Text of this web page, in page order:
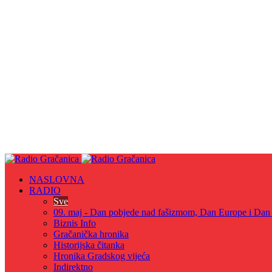
NASLOVNA
RADIO
Sve
09. maj - Dan pobjede nad fašizmom, Dan Europe i
Biznis Info
Gračanička hronika
Historijska čitanka
Hronika Gradskog vijeća
Indirektno